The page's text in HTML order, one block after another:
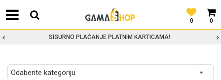
0
0
SIGURNO PLAĆANJE PLATNIM KARTICAMA!